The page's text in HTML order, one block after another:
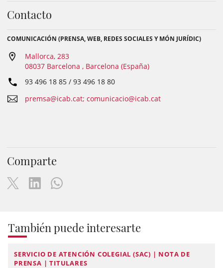
Contacto
COMUNICACIÓN (PRENSA, WEB, REDES SOCIALES Y MÓN JURÍDIC)
Mallorca, 283
08037 Barcelona , Barcelona (España)
93 496 18 85 / 93 496 18 80
premsa@icab.cat; comunicacio@icab.cat
Comparte
También puede interesarte
SERVICIO DE ATENCIÓN COLEGIAL (SAC) | NOTA DE
PRENSA | TITULARES